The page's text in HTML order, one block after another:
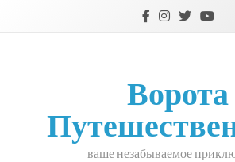
Ворота
ваше незабываемое